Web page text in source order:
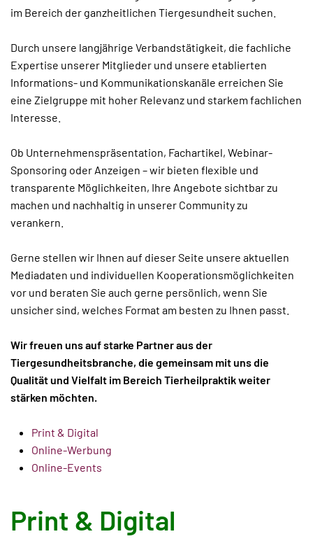
im Bereich der ganzheitlichen Tiergesundheit suchen.
Durch unsere langjährige Verbandstätigkeit, die fachliche
Expertise unserer Mitglieder und unsere etablierten
Informations- und Kommunikationskanäle erreichen Sie
eine Zielgruppe mit hoher Relevanz und starkem fachlichen
Interesse.
Ob Unternehmenspräsentation, Fachartikel, Webinar-
Sponsoring oder Anzeigen – wir bieten flexible und
transparente Möglichkeiten, Ihre Angebote sichtbar zu
machen und nachhaltig in unserer Community zu
verankern.
Gerne stellen wir Ihnen auf dieser Seite unsere aktuellen
Mediadaten und individuellen Kooperationsmöglichkeiten
vor und beraten Sie auch gerne persönlich, wenn Sie
unsicher sind, welches Format am besten zu Ihnen passt.
Wir freuen uns auf starke Partner aus der
Tiergesundheitsbranche, die gemeinsam mit uns die
Qualität und Vielfalt im Bereich Tierheilpraktik weiter
stärken möchten.
Print & Digital
Online-Werbung
Online-Events
Print & Digital